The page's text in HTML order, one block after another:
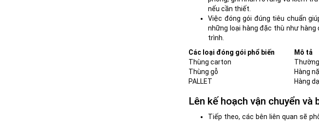
nếu cần thiết.
Việc đóng gói đúng tiêu chuẩn
những loại hàng đặc thù như
trình.
Các loại đóng gói phổ biến
Mô tả
Thùng carton
Thùng gỗ
Hàng
PALLET
Hàng
Lên kế hoạch vận chuyển và
Tiếp theo, các bên liên quan sẽ